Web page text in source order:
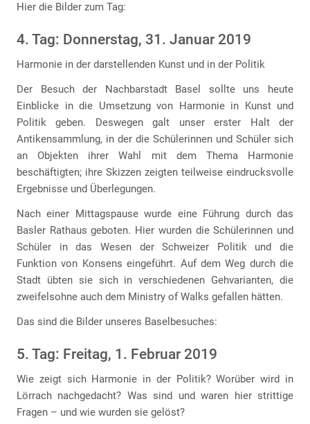
Hier die Bilder zum Tag:
4. Tag: Donnerstag, 31. Januar 2019
Harmonie in der darstellenden Kunst und in der Politik
Der Besuch der Nachbarstadt Basel sollte uns heute
Einblicke in die Umsetzung von Harmonie in Kunst und
Politik geben. Deswegen galt unser erster Halt der
Antikensammlung, in der die Schülerinnen und Schüler sich
an Objekten ihrer Wahl mit dem Thema Harmonie
beschäftigten; ihre Skizzen zeigten teilweise eindrucksvolle
Ergebnisse und Überlegungen.
Nach einer Mittagspause wurde eine Führung durch das
Basler Rathaus geboten. Hier wurden die Schülerinnen und
Schüler in das Wesen der Schweizer Politik und die
Funktion von Konsens eingeführt. Auf dem Weg durch die
Stadt übten sie sich in verschiedenen Gehvarianten, die
zweifelsohne auch dem Ministry of Walks gefallen hätten.
Das sind die Bilder unseres Baselbesuches:
5. Tag: Freitag, 1. Februar 2019
Wie zeigt sich Harmonie in der Politik? Worüber wird in
Lörrach nachgedacht? Was sind und waren hier strittige
Fragen – und wie wurden sie gelöst?